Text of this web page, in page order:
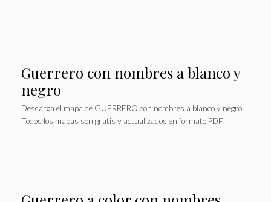
Guerrero con nombres a blanco y
negro
Descarga el mapa de GUERRERO con nombres a blanco y negro.
Todos los mapas son gratis y actualizados en formato PDF